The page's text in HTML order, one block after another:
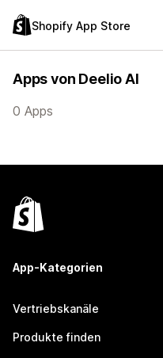
Shopify App Store
Apps von Deelio AI
0 Apps
App-Kategorien
Vertriebskanäle
Produkte finden